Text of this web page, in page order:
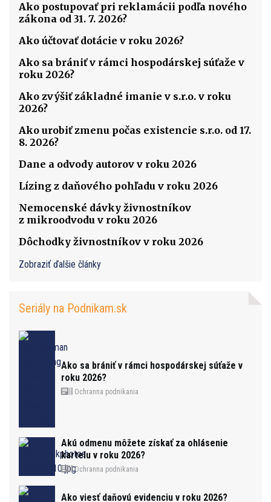
Ako postupovať pri reklamácii podľa nového
zákona od 31. 7. 2026?
Ako účtovať dotácie v roku 2026?
Ako sa brániť v rámci hospodárskej súťaže v
roku 2026?
Ako zvýšiť základné imanie v s.r.o. v roku
2026?
Ako urobiť zmenu počas existencie s.r.o. od 17.
8. 2026?
Dane a odvody autorov v roku 2026
Lízing z daňového pohľadu v roku 2026
Nemocenské dávky živnostníkov
z mikroodvodu v roku 2026
Dôchodky živnostníkov v roku 2026
Zobraziť ďalšie články
Seriály na Podnikam.sk
Ako sa brániť v rámci hospodárskej súťaže v
roku 2026?
Ochranna podnikania
Akú odmenu môžete získať za ohlásenie
kartelu v roku 2026?
Ochranna podnikania
Ako viesť daňovú evidenciu v roku 2026?